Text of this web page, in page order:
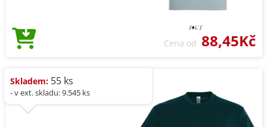
Cena od 88,45Kč
Skladem: 55 ks
- v ext. skladu: 9.545 ks